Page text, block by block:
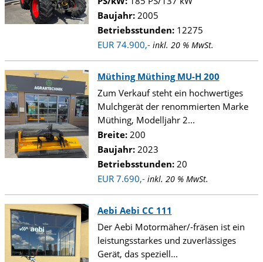
Baujahr:2005
Betriebsstunden:12275
EUR 74.900,- inkl. 20 % MwSt.
Müthing Müthing MU-H 200
Zum Verkauf steht ein hochwertiges
Mulchgerät der renommierten Marke
Müthing, Modelljahr 2...
Breite:200
Baujahr:2023
Betriebsstunden:20
EUR 7.690,- inkl. 20 % MwSt.
Aebi Aebi CC 111
Der Aebi Motormäher/-fräsen ist ein
leistungsstarkes und zuverlässiges
Gerät, das speziell...